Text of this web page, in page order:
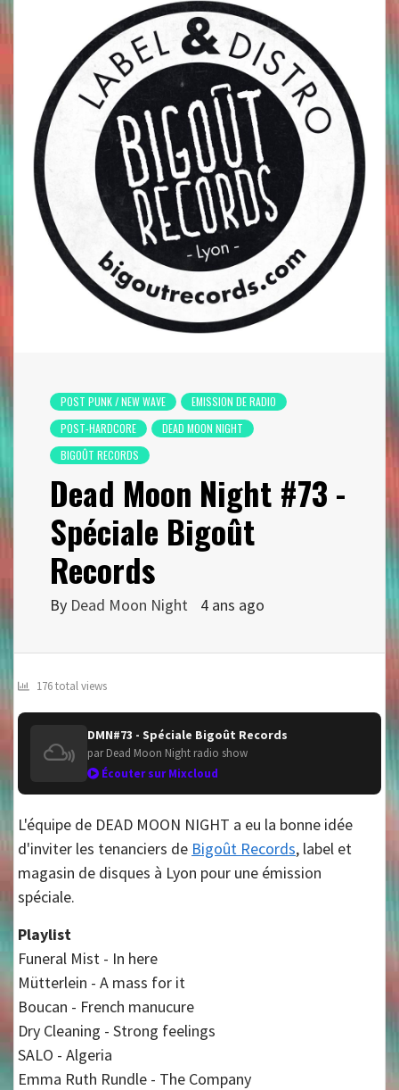
POST PUNK / NEW WAVE
EMISSION DE RADIO
POST-HARDCORE
DEAD MOON NIGHT
BIGOÛT RECORDS
Dead Moon Night #73 -
Spéciale Bigoût
Records
By Dead Moon Night 4 ans ago
176 total views
DMN#73 - Spéciale Bigoût Records
par Dead Moon Night radio show
Écouter sur Mixcloud
L'équipe de DEAD MOON NIGHT a eu la bonne idée
d'inviter les tenanciers de Bigoût Records, label et
magasin de disques à Lyon pour une émission
spéciale.
Playlist
Funeral Mist - In here
Mütterlein - A mass for it
Boucan - French manucure
Dry Cleaning - Strong feelings
SALO - Algeria
Emma Ruth Rundle - The Company